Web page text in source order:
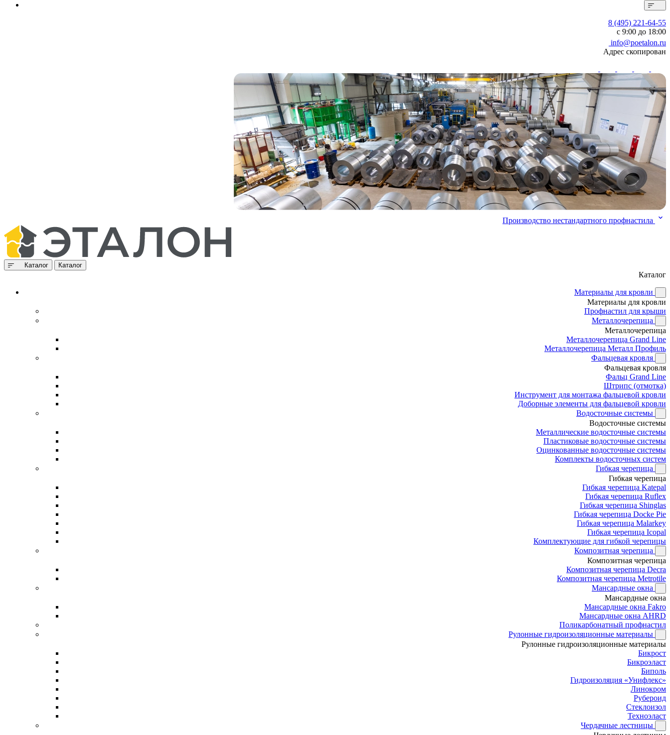
8 (495) 221-64-55
с 9:00 до 18:00
info@poetalon.ru
Адрес скопирован
Производство нестандартного профнастила
Каталог Каталог
Каталог
Материалы для кровли
Материалы для кровли
Профнастил для крыши
Металлочерепица
Металлочерепица
Металлочерепица Grand Line
Металлочерепица Металл Профиль
Фальцевая кровля
Фальцевая кровля
Фальц Grand Line
Штрипс (отмотка)
Инструмент для монтажа фальцевой кровли
Доборные элементы для фальцевой кровли
Водосточные системы
Водосточные системы
Металлические водосточные системы
Пластиковые водосточные системы
Оцинкованные водосточные системы
Комплекты водосточных систем
Гибкая черепица
Гибкая черепица
Гибкая черепица Katepal
Гибкая черепица Ruflex
Гибкая черепица Shinglas
Гибкая черепица Docke Pie
Гибкая черепица Malarkey
Гибкая черепица Icopal
Комплектующие для гибкой черепицы
Композитная черепица
Композитная черепица
Композитная черепица Decra
Композитная черепица Metrotile
Мансардные окна
Мансардные окна
Мансардные окна Fakro
Мансардные окна AHRD
Поликарбонатный профнастил
Рулонные гидроизоляционные материалы
Рулонные гидроизоляционные материалы
Бикрост
Бикроэласт
Биполь
Гидроизоляция «Унифлекс»
Линокром
Рубероид
Стеклоизол
Техноэласт
Чердачные лестницы